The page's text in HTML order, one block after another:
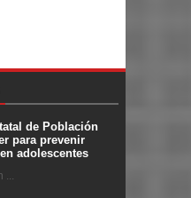
de Población
para prevenir
adolescentes
...